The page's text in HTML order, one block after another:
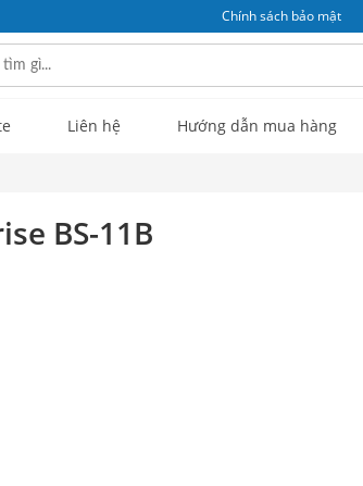
Chính sách bảo mật
Liên hệ Hướng dẫn mua hàng
BS-11B